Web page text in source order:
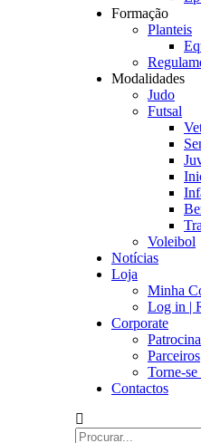
Formação
Planteis
Modalidades
Judo
Futsal
Voleibol
Notícias
Loja
Minha
Log in |
Corporate
Parceiros
Torne-
Contactos